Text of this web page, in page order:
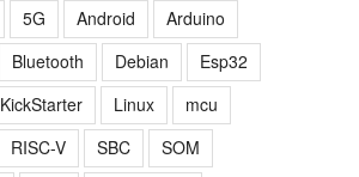
5G Android
Arduino
Bluetooth Debian
Esp32
KickStarter Linux
mcu
RISC-V SBC
SOM